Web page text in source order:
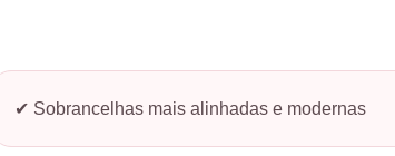
✔ Sobrancelhas mais alinhadas e modernas